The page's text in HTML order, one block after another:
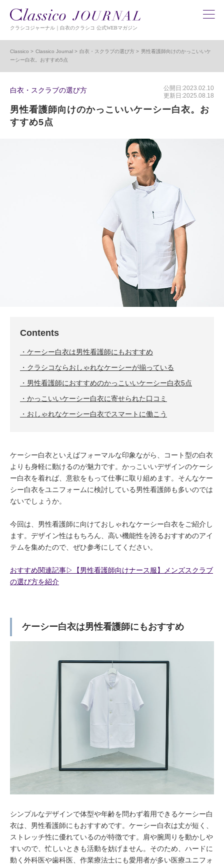
クラシコジャーナル｜白衣のクラシコ 公式WEBマガジン
Classico Classico Journal 白衣・スクラブの選び方
男性看護師向けのかっこいいケ
ーシー白衣。おすすめ5点
白衣・スクラブの選び方
公開日:2023.02.10
更新日:2025.08.18
男性看護師向けのかっこいいケーシー白衣。お
すすめ5点
Contents
ケーシー白衣は男性看護師にもおすすめ
クラシコならおしゃれなケーシーが揃っている
男性看護師におすすめのかっこいいケーシー白衣5点
かっこいいケーシー白衣に寄せられた口コミ
おしゃれなケーシー白衣でスマートに働こう
ケーシー白衣といえばフォーマルな印象ながら、コート型の白衣
よりも身軽に動けるのが魅力です。かっこいいデザインのケーシ
ー白衣を着れば、意欲をもって仕事に取り組めます。そんなケー
シー白衣をユニフォームに検討している男性看護師も多いのでは
ないでしょうか。
今回は、男性看護師に向けておしゃれなケーシー白衣をご紹介し
ます。デザイン性はもちろん、高い機能性を誇るおすすめのアイ
テムを集めたので、ぜひ参考にしてください。
おすすめ関連記事▷【男性看護師向けナース服】メンズスクラブ
の選び方を紹介
ケーシー白衣は男性看護師にもおすすめ
シンプルなデザインで体型や年齢を問わず着用できるケーシー白
衣は、男性看護師にもおすすめです。ケーシー白衣は丈が短く、
ストレッチ性に優れているのが特徴です。肩や腕周りを動かしや
すいので、忙しいときも活動を妨げません。そのため、ハードに
動く外科医や歯科医、作業療法士にも愛用者が多い医療ユニフォ